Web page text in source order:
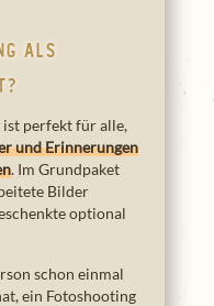
als
perfekt für alle,
und Erinnerungen
. Im Grundpaket
Bilder
optional
schon einmal
ein Fotoshooting